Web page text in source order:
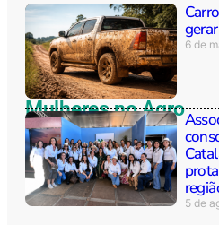
6 de
Mulheres no Agro
5 de